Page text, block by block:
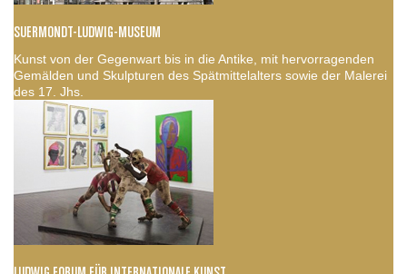
SUERMONDT-LUDWIG-MUSEUM
Kunst von der Gegenwart bis in die Antike, mit hervorragenden
Gemälden und Skulpturen des Spätmittelalters sowie der Malerei
des 17. Jhs.